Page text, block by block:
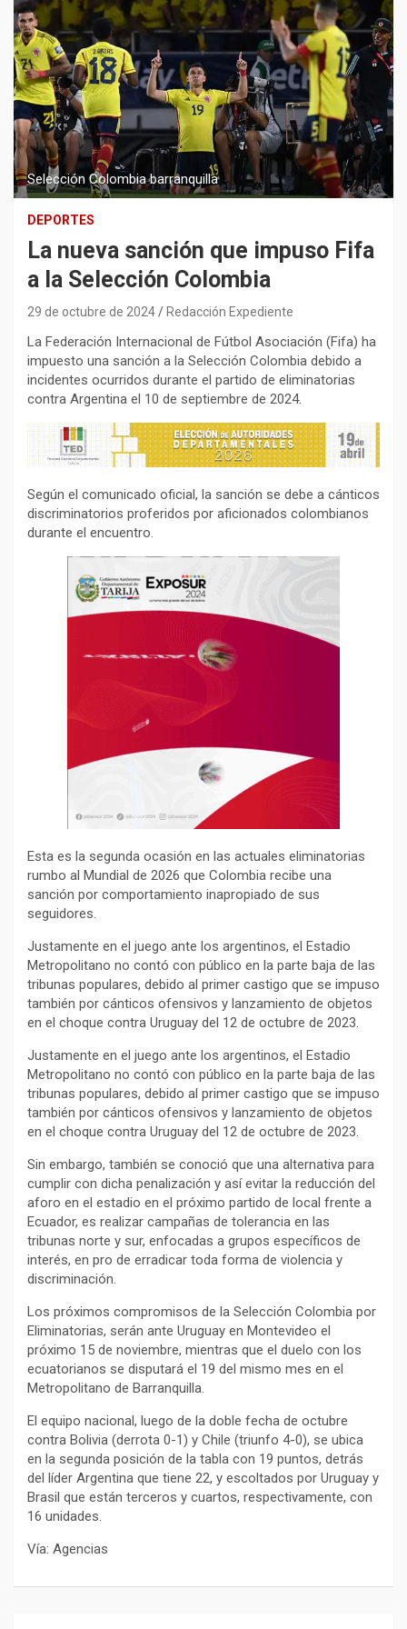
Selección Colombia barranquilla
DEPORTES
La nueva sanción que impuso Fifa
a la Selección Colombia
29 de octubre de 2024 Redacción Expediente
La Federación Internacional de Fútbol Asociación (Fifa) ha
impuesto una sanción a la Selección Colombia debido a
incidentes ocurridos durante el partido de eliminatorias
contra Argentina el 10 de septiembre de 2024.
Según el comunicado oficial, la sanción se debe a cánticos
discriminatorios proferidos por aficionados colombianos
durante el encuentro.
Esta es la segunda ocasión en las actuales eliminatorias
rumbo al Mundial de 2026 que Colombia recibe una
sanción por comportamiento inapropiado de sus
seguidores.
Justamente en el juego ante los argentinos, el Estadio
Metropolitano no contó con público en la parte baja de las
tribunas populares, debido al primer castigo que se impuso
también por cánticos ofensivos y lanzamiento de objetos
en el choque contra Uruguay del 12 de octubre de 2023.
Justamente en el juego ante los argentinos, el Estadio
Metropolitano no contó con público en la parte baja de las
tribunas populares, debido al primer castigo que se impuso
también por cánticos ofensivos y lanzamiento de objetos
en el choque contra Uruguay del 12 de octubre de 2023.
Sin embargo, también se conoció que una alternativa para
cumplir con dicha penalización y así evitar la reducción del
aforo en el estadio en el próximo partido de local frente a
Ecuador, es realizar campañas de tolerancia en las
tribunas norte y sur, enfocadas a grupos específicos de
interés, en pro de erradicar toda forma de violencia y
discriminación.
Los próximos compromisos de la Selección Colombia por
Eliminatorias, serán ante Uruguay en Montevideo el
próximo 15 de noviembre, mientras que el duelo con los
ecuatorianos se disputará el 19 del mismo mes en el
Metropolitano de Barranquilla.
El equipo nacional, luego de la doble fecha de octubre
contra Bolivia (derrota 0-1) y Chile (triunfo 4-0), se ubica
en la segunda posición de la tabla con 19 puntos, detrás
del líder Argentina que tiene 22, y escoltados por Uruguay y
Brasil que están terceros y cuartos, respectivamente, con
16 unidades.
Vía: Agencias